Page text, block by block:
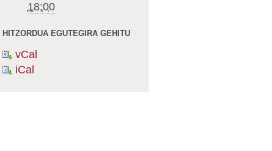
18:00
HITZORDUA EGUTEGIRA GEHITU
vCal
iCal